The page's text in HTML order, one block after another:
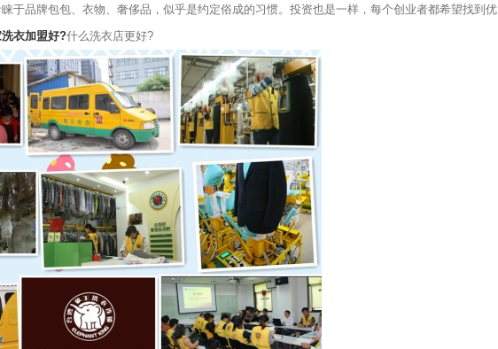
品牌包包、衣物、奢侈品，似乎是约定俗成的习惯。投资也是一样，每个创业者都希望找到优
衣加盟好?什么洗衣店更好?